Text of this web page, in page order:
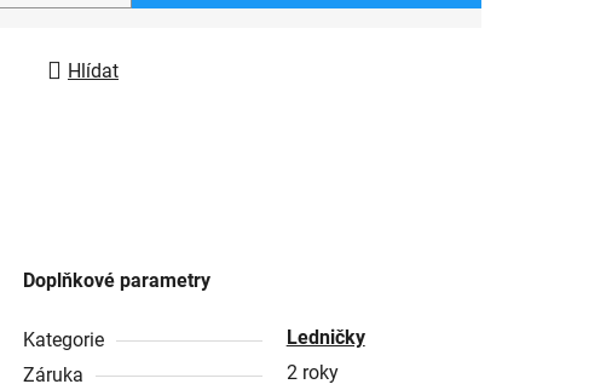
Hlídat
Doplňkové parametry
Kategorie
Ledničky
Záruka
2 roky